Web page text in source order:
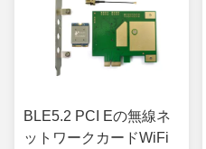
BLE5.2 PCI Eの無線ネ
ットワークカードWiFi